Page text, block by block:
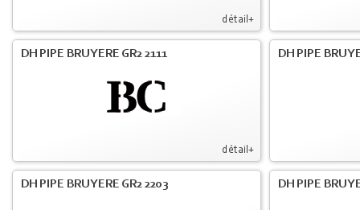
détail+
détail+
DH PIPE BRUYERE GR2 2111 DH PIPE
DH PIPE BRUYERE GR2 2203 DH PIPE